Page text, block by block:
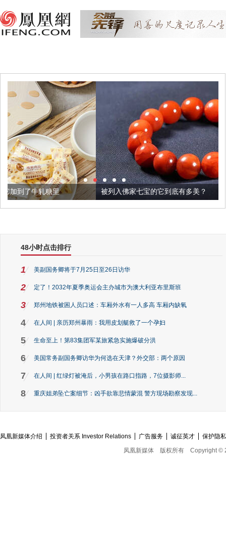
被列入佛家七宝的它到底有多美？
48小时点击排行
1 美副国务卿将于7月25日至26日访华
2 定了！2032年夏季奥运会主办城市为澳大利亚布里斯班
3 郑州地铁被困人员口述：车厢外水有一人多高 车厢内缺氧
4 在人间 | 亲历郑州暴雨：我用皮划艇救了一个孕妇
5 生命至上！第83集团军某旅紧急实施爆破分洪
6 美国常务副国务卿访华为何选在天津？外交部：两个原因
7 在人间 | 红绿灯被淹后，小男孩在路口指路，7位摄影师...
8 重庆姐弟坠亡案细节：凶手欲靠悲情蒙混 警方现场勘察发现...
凤凰新媒体介绍 投资者关系 Investor Relations 广告服务 诚征英才
保护隐
凤凰新媒体
版权所有 Copyright ©